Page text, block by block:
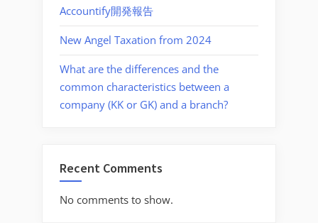
Accountify開発報告
New Angel Taxation from 2024
What are the differences and the
common characteristics between a
company (KK or GK) and a branch?
Recent Comments
No comments to show.